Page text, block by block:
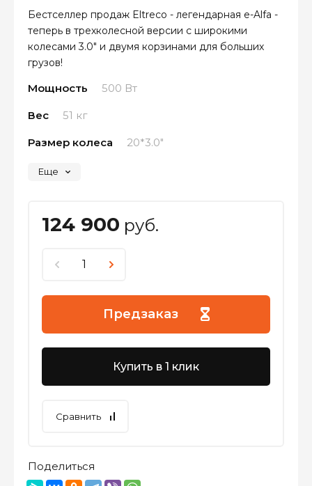
Бестселлер продаж Eltreco - легендарная e-Alfa -
теперь в трехколесной версии с широкими
колесами 3.0" и двумя корзинами для больших
грузов!
Мощность 500 Вт
Вес 51 кг
Размер колеса 20*3.0"
Еще
124 900 руб.
Предзаказ
Купить в 1 клик
Сравнить
Поделиться